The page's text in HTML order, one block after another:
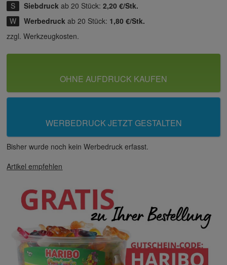
Siebdruck ab 20 Stück:2,20 €/Stk.
Werbedruck ab 20 Stück: 1,80 €/Stk.
zzgl. Werkzeugkosten.
OHNE AUFDRUCK KAUFEN
WERBEDRUCK JETZT GESTALTEN
Bisher wurde noch kein Werbedruck erfasst.
Artikel empfehlen